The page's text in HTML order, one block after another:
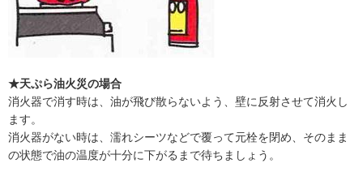
★天ぷら油火災の場合
消火器で消す時は、油が飛び散らないよう、壁に反射させて消火し
ます。
消火器がない時は、濡れシーツなどで覆って元栓を閉め、そのまま
の状態で油の温度が十分に下がるまで待ちましょう。